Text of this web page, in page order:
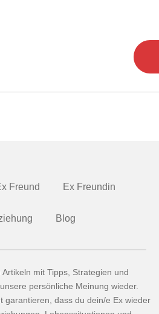
Freund Ex Freundin
Blog
mit Tipps, Strategien und
persönliche Meinung wieder.
garantieren, dass du dein/e Ex wieder